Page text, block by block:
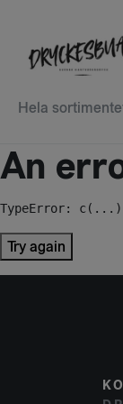
Hela
An
TypeError:
Try again